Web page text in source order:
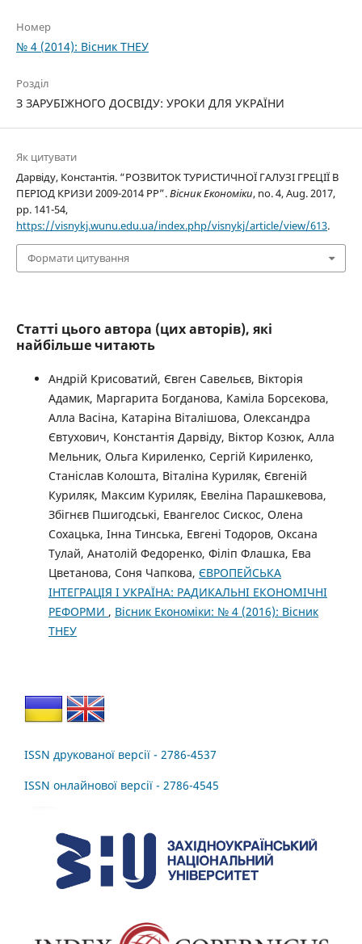
Номер
№ 4 (2014): Вісник ТНЕУ
Розділ
З ЗАРУБІЖНОГО ДОСВІДУ: УРОКИ ДЛЯ УКРАЇНИ
Як цитувати
Дарвіду, Константія. “РОЗВИТОК ТУРИСТИЧНОЇ ГАЛУЗІ ГРЕЦІЇ В
ПЕРІОД КРИЗИ 2009-2014 РР”.Вісник Економіки, no. 4, Aug. 2017,
pp. 141-54,
https://visnykj.wunu.edu.ua/index.php/visnykj/article/view/613.
Формати цитування
Статті цього автора (цих авторів), які
найбільше читають
Андрій Крисоватий, Євген Савельєв, Вікторія
Адамик, Маргарита Богданова, Каміла Борсекова,
Алла Васіна, Катаріна Віталішова, Олександра
Євтухович, Константія Дарвіду, Віктор Козюк, Алла
Мельник, Ольга Кириленко, Сергій Кириленко,
Станіслав Колошта, Віталіна Куриляк, Євгеній
Куриляк, Максим Куриляк, Евеліна Парашкевова,
Збігнєв Пшигодські, Евангелос Сискос, Олена
Сохацька, Інна Тинська, Евгені Тодоров, Оксана
Тулай, Анатолій Федоренко, Філіп Флашка, Ева
Цветанова, Соня Чапкова, ЄВРОПЕЙСЬКА
ІНТЕГРАЦІЯ І УКРАЇНА: РАДИКАЛЬНІ ЕКОНОМІЧНІ
РЕФОРМИ , Вісник Економіки: № 4 (2016): Вісник
ТНЕУ
ISSN друкованої версії - 2786-4537
ISSN онлайнової версії - 2786-4545